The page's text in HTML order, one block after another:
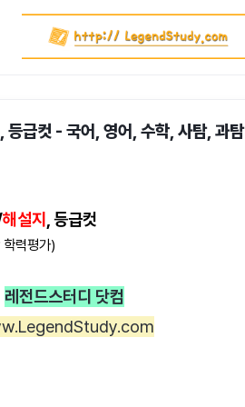
급컷 - 국어, 영어, 수학, 사탐, 과탐
해설지 , 등급컷
력평가)
레전드스터디 닷컴